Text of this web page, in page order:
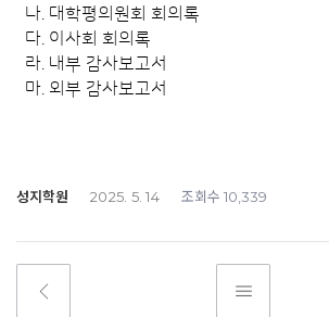
나. 대학평의원회 회의록
다. 이사회 회의록
라. 내부 감사보고서
마. 외부 감사보고서
성지학원 2025. 5. 14 조회수 10,339